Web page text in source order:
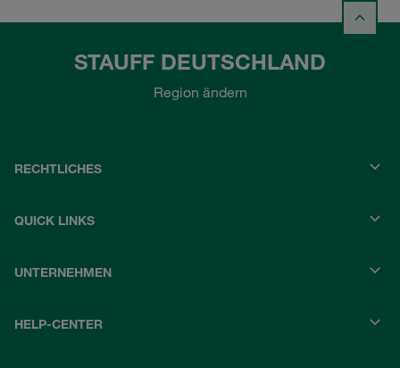
STAUFF DEUTSCHLAND
Region ändern
RECHTLICHES
QUICK LINKS
UNTERNEHMEN
HELP-CENTER